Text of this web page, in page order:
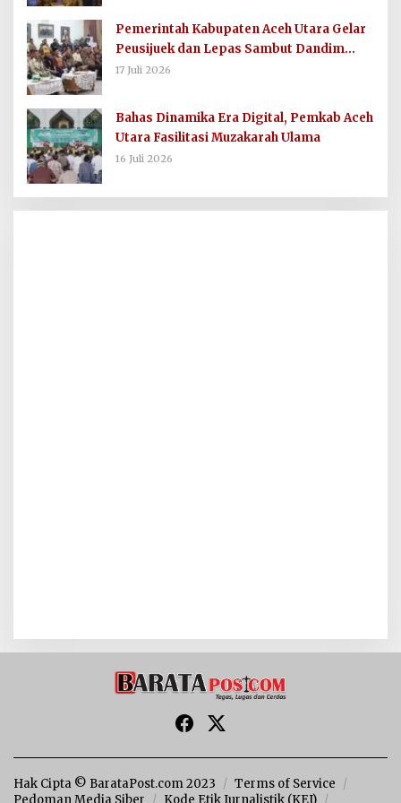
Pemerintah Kabupaten Aceh Utara Gelar
Peusijuek dan Lepas Sambut Dandim
0103/AUT
17 Juli 2026
Bahas Dinamika Era Digital, Pemkab Aceh
Utara Fasilitasi Muzakarah Ulama
16 Juli 2026
Hak Cipta © BarataPost.com 2023
Terms of Service
Pedoman Media Siber
Kode Etik Jurnalistik (KEJ)